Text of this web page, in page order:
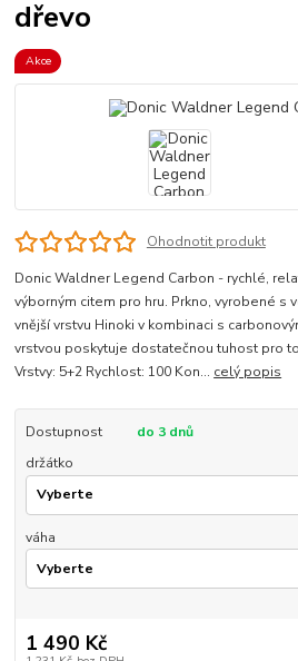
dřevo
Akce
Ohodnotit produkt
Donic Waldner Legend Carbon - rychlé,
výborným citem pro hru. Prkno, vyrobené s
vnější vrstvu Hinoki v kombinaci s
vrstvou poskytuje dostatečnou tuhost pro
Vrstvy: 5+2 Rychlost: 100 Kon... celý popis
Dostupnost
do 3 dnů
držátko
váha
1 490 Kč